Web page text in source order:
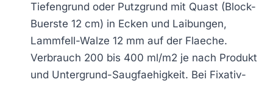
Tiefengrund oder Putzgrund mit Quast (Block-
Buerste 12 cm) in Ecken und Laibungen,
Lammfell-Walze 12 mm auf der Flaeche.
Verbrauch 200 bis 400 ml/m2 je nach Produkt
und Untergrund-Saugfaehigkeit. Bei Fixativ-